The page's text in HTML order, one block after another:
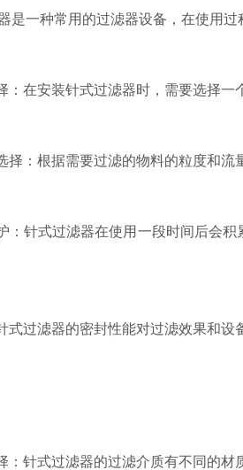
一种常用的过滤器设备，在使用过
在安装针式过滤器时，需要选择一
根据需要过滤的物料的粒度和流
针式过滤器在使用一段时间后会积
过滤器的密封性能对过滤效果和设
式过滤器的过滤介质有不同的材